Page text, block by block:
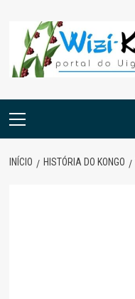
content
Menu
INÍCIO HISTÓRIA DO KONGO